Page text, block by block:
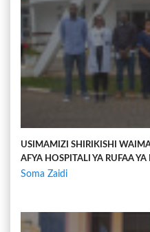
USIMAMIZI SHIRIKISHI
AFYA HOSPITALI YA RUFAA YA
Soma Zaidi